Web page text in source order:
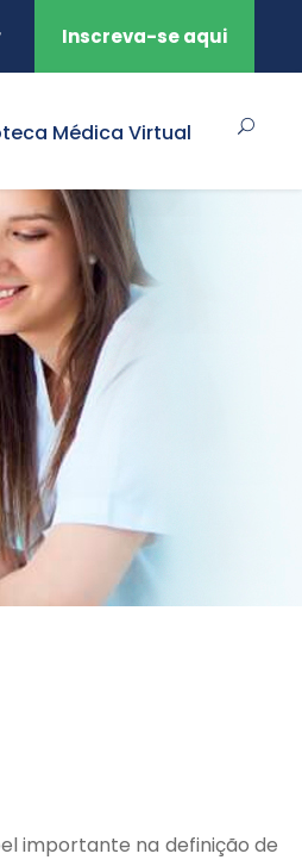
Inscreva-se aqui
Médica Virtual
importante na definição de